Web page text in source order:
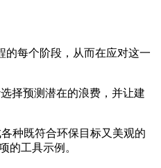
的每个阶段，从而在应对这一
择预测潜在的浪费，并让建
种既符合环保目标又美观的
的工具示例。